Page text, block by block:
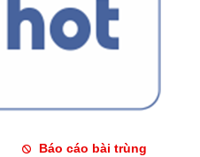
Báo cáo bài trùng